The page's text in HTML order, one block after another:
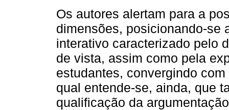
Os autores alertam para a
dimensões, posicionando-se
interativo caracterizado pelo
de vista, assim como pela
estudantes, convergindo
qual entende-se, ainda, que
qualificação da